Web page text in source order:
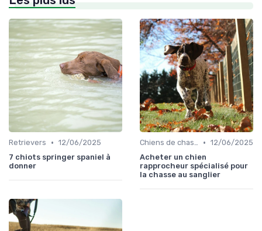
Retrievers • 12/06/2025
7 chiots springer spaniel à
donner
Chiens de chasse au sanglier • 12/06/2025
Acheter un chien
rapprocheur spécialisé pour
la chasse au sanglier